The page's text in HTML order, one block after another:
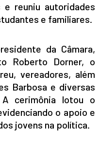
e reuniu autoridades
e familiares.
da Câmara,
Roberto Dorner, o
vereadores, além
Barbosa e diversas
A cerimônia lotou o
o apoio e
jovens na política.